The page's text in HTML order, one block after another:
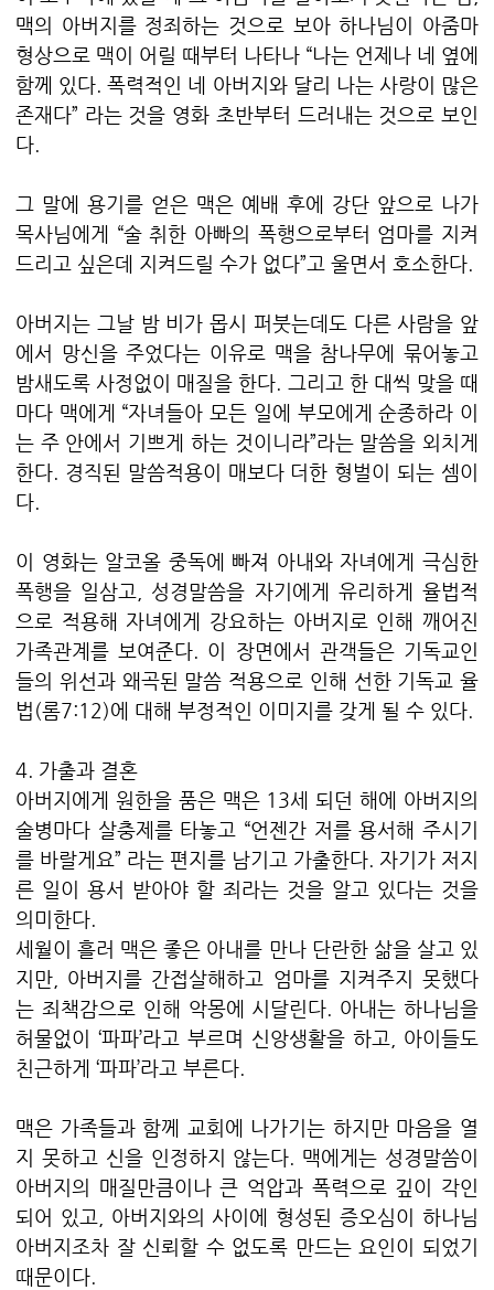
맥의 아버지를 정죄하는 것으로 보아 하나님이 아줌마
형상으로 맥이 어릴 때부터 나타나 “나는 언제나 네 옆에
함께 있다. 폭력적인 네 아버지와 달리 나는 사랑이 많은
존재다” 라는 것을 영화 초반부터 드러내는 것으로 보인
다.
그 말에 용기를 얻은 맥은 예배 후에 강단 앞으로 나가
목사님에게 “술 취한 아빠의 폭행으로부터 엄마를 지켜
드리고 싶은데 지켜드릴 수가 없다”고 울면서 호소한다.
아버지는 그날 밤 비가 몹시 퍼붓는데도 다른 사람을 앞
에서 망신을 주었다는 이유로 맥을 참나무에 묶어놓고
밤새도록 사정없이 매질을 한다. 그리고 한 대씩 맞을 때
마다 맥에게 “자녀들아 모든 일에 부모에게 순종하라 이
는 주 안에서 기쁘게 하는 것이니라”라는 말씀을 외치게
한다. 경직된 말씀적용이 매보다 더한 형벌이 되는 셈이
다.
이 영화는 알코올 중독에 빠져 아내와 자녀에게 극심한
폭행을 일삼고, 성경말씀을 자기에게 유리하게 율법적
으로 적용해 자녀에게 강요하는 아버지로 인해 깨어진
가족관계를 보여준다. 이 장면에서 관객들은 기독교인
들의 위선과 왜곡된 말씀 적용으로 인해 선한 기독교 율
법(롬7:12)에 대해 부정적인 이미지를 갖게 될 수 있다.
4. 가출과 결혼
아버지에게 원한을 품은 맥은 13세 되던 해에 아버지의
술병마다 살충제를 타놓고 “언젠간 저를 용서해 주시기
를 바랄게요” 라는 편지를 남기고 가출한다. 자기가 저지
른 일이 용서 받아야 할 죄라는 것을 알고 있다는 것을
의미한다.
세월이 흘러 맥은 좋은 아내를 만나 단란한 삶을 살고 있
지만, 아버지를 간접살해하고 엄마를 지켜주지 못했다
는 죄책감으로 인해 악몽에 시달린다. 아내는 하나님을
허물없이 ‘파파’라고 부르며 신앙생활을 하고, 아이들도
친근하게 ‘파파’라고 부른다.
맥은 가족들과 함께 교회에 나가기는 하지만 마음을 열
지 못하고 신을 인정하지 않는다. 맥에게는 성경말씀이
아버지의 매질만큼이나 큰 억압과 폭력으로 깊이 각인
되어 있고, 아버지와의 사이에 형성된 증오심이 하나님
아버지조차 잘 신뢰할 수 없도록 만드는 요인이 되었기
때문이다.